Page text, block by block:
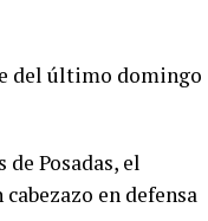
del último domingo
Posadas, el
en defensa